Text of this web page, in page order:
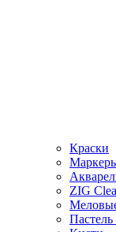
Краски
ZIG
Пастель